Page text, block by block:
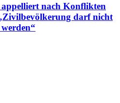
nach Konflikten
darf nicht